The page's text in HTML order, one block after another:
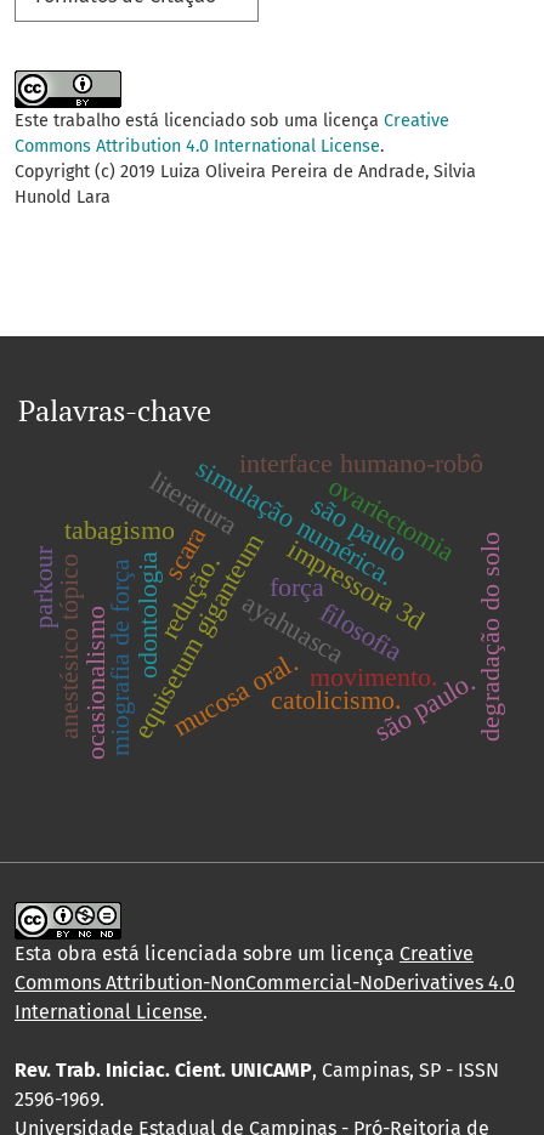
Este trabalho está licenciado sob uma licença Creative
Commons Attribution 4.0 International License.
Copyright (c) 2019 Luiza Oliveira Pereira de Andrade, Silvia
Hunold Lara
Palavras-chave
impressora 3d
scarasimulação numérica.
equisetum giganteum
ovariectomia
miografia de força
interface humano-robô
ayahuasca
tabagismo
redução.
ocasionalismo
força
movimento.
anestésico tópico odontologia
mucosa oral.
parkour
são paulo.
literatura
filosofia
catolicismo. degradação do solo
são paulo
Esta obra está licenciada sobre um licença Creative
Commons Attribution-NonCommercial-NoDerivatives 4.0
International License.
Rev. Trab. Iniciac. Cient. UNICAMP, Campinas, SP - ISSN
2596-1969.
Universidade Estadual de Campinas - Pró-Reitoria de